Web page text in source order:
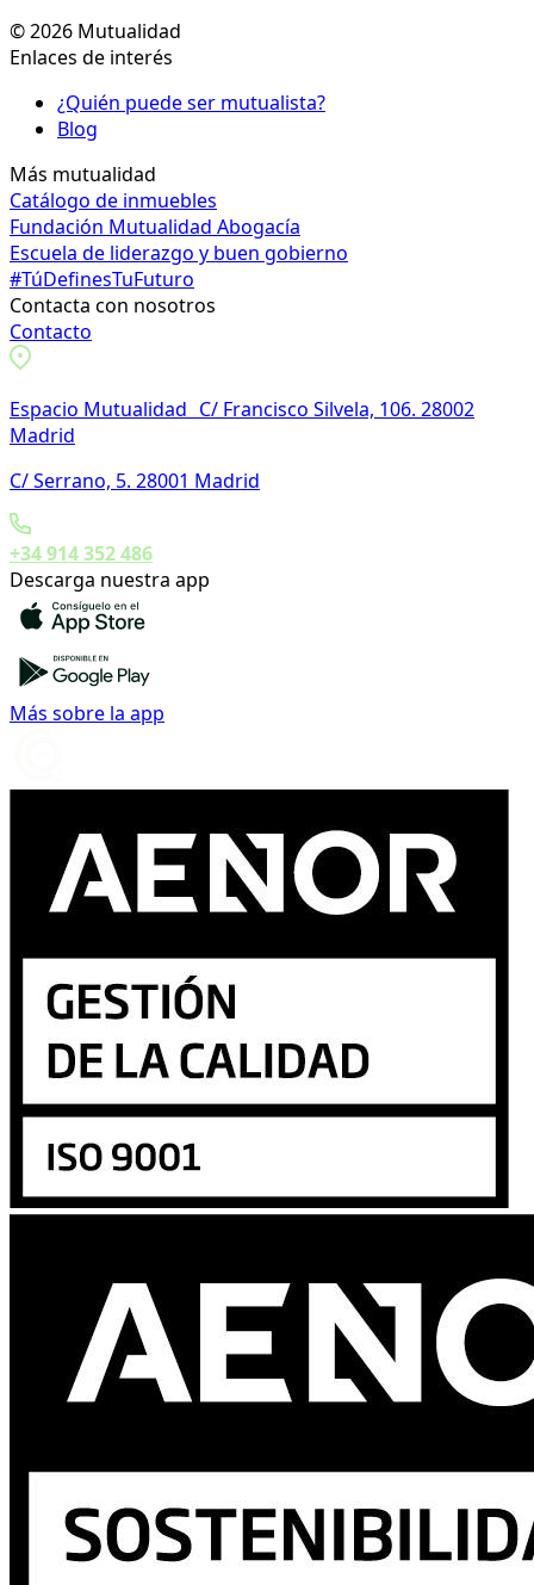
© 2026 Mutualidad
Enlaces de interés
¿Quién puede ser mutualista?
Blog
Más mutualidad
Catálogo de inmuebles
Fundación Mutualidad Abogacía
Escuela de liderazgo y buen gobierno
#TúDefinesTuFuturo
Contacta con nosotros
Contacto
Espacio Mutualidad C/ Francisco Silvela, 106. 28002
Madrid
C/ Serrano, 5. 28001 Madrid
+34 914 352 486
Descarga nuestra app
Más sobre la app